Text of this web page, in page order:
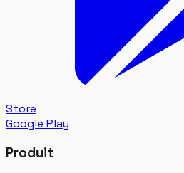
Store
Google Play
Produit